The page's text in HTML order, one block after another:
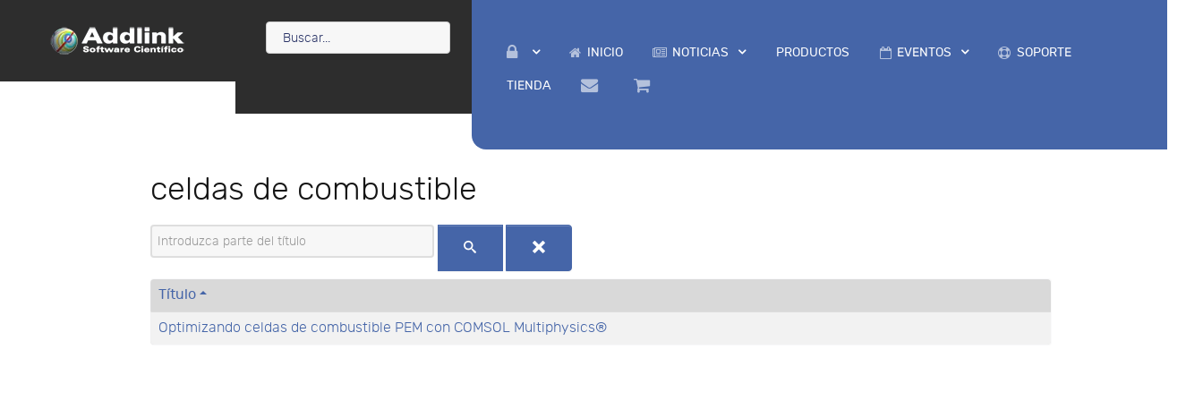
INICIO NOTICIAS PRODUCTOS EVENTOS SOPORTE
TIENDA
celdas de combustible
Introduzca parte del título
Título
Optimizando celdas de combustible PEM con COMSOL Multiphysics®